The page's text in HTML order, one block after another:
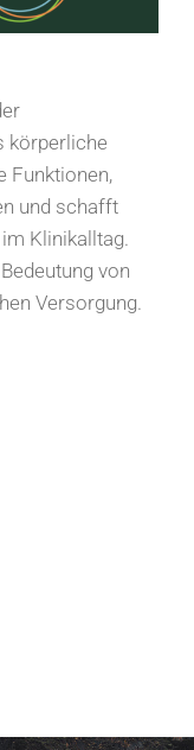
körperliche
Funktionen,
und schafft
Klinikalltag.
von
Versorgung.